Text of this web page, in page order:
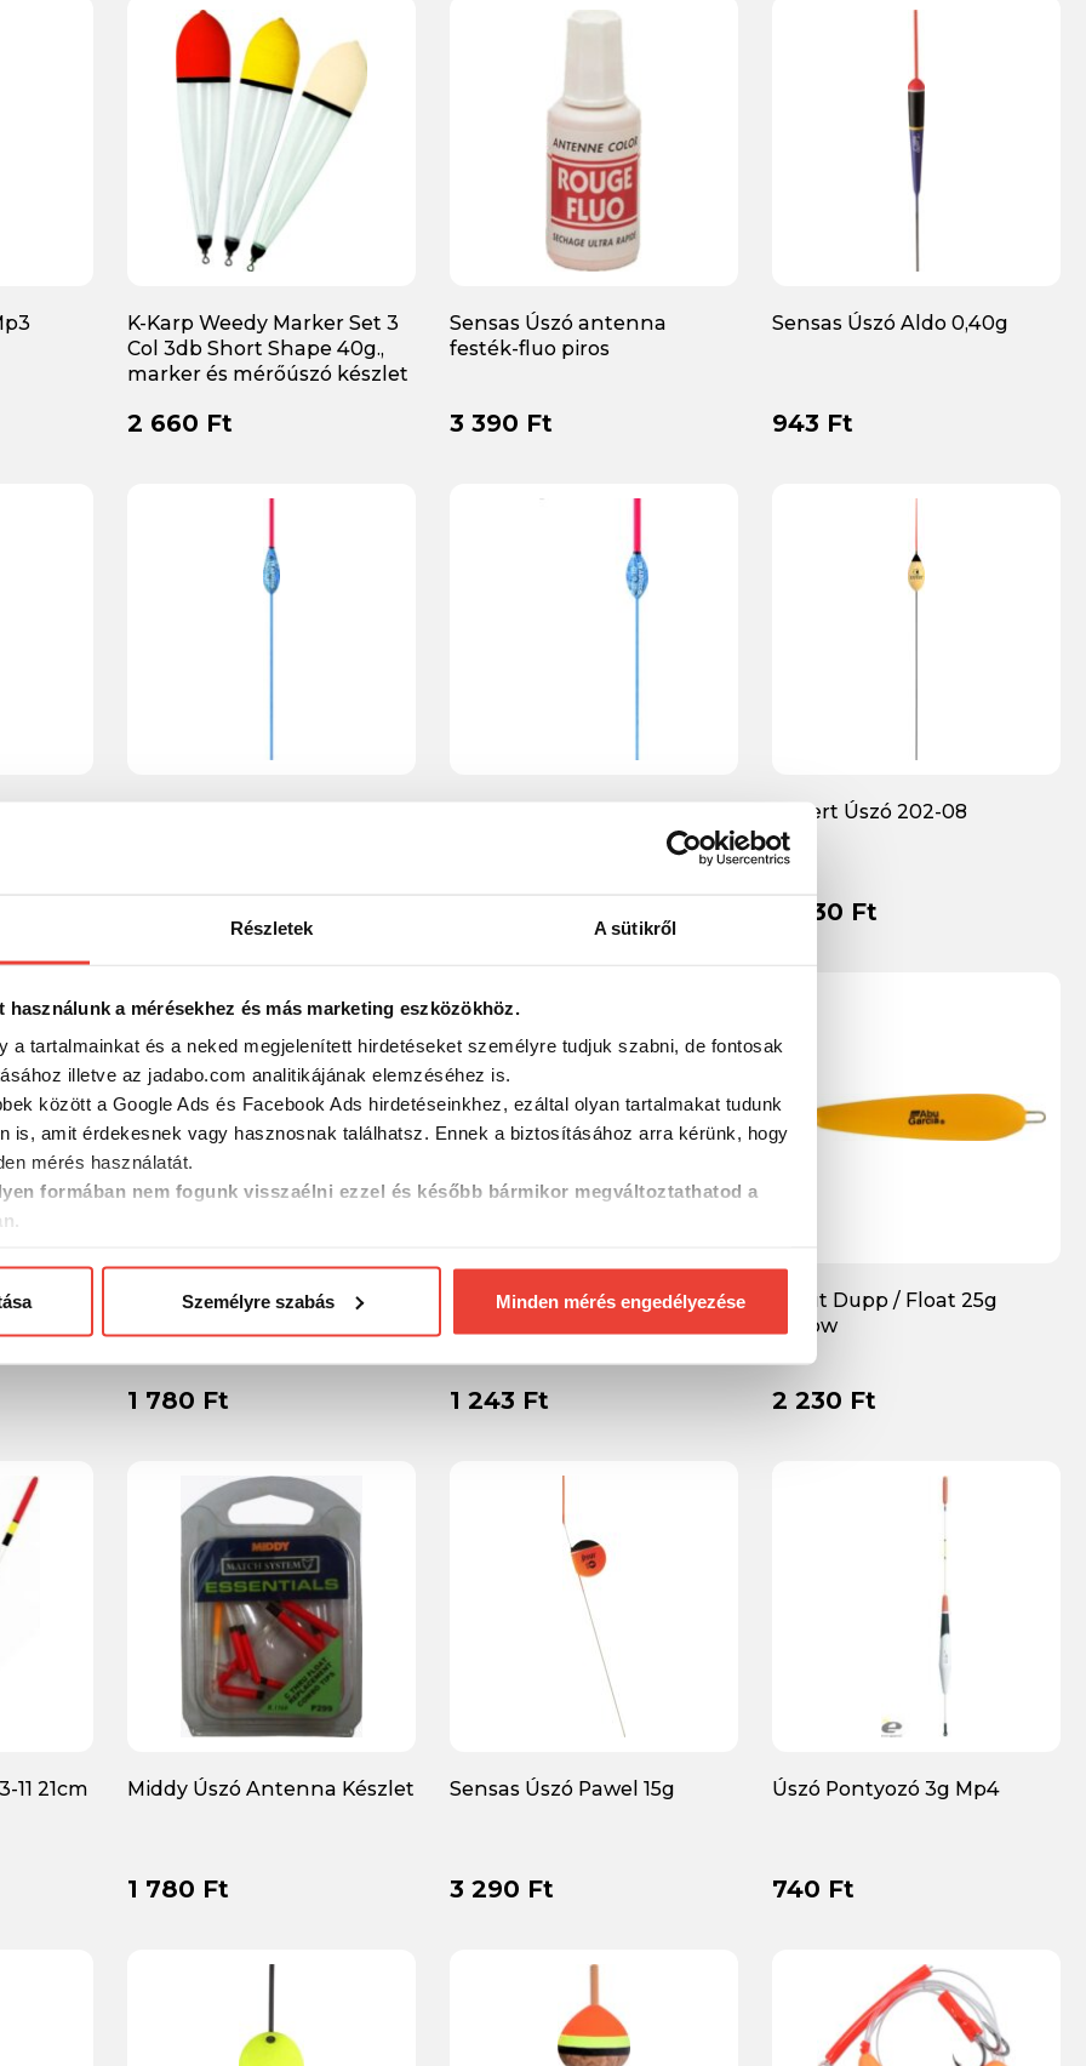
Részletek A sütikről
a mérésekhez és más marketing eszközökhöz.
a tartalmainkat és a neked megjelenített hirdetéseket személyre tudjuk szabni, de fontosak
illetve az jadabo.com analitikájának elemzéséhez is.
között a Google Ads és Facebook Ads hirdetéseinkhez, ezáltal olyan tartalmakat tudunk
is, amit érdekesnek vagy hasznosnak találhatsz. Ennek a biztosításához arra kérünk, hogy
mérés használatát.
formában nem fogunk visszaélni ezzel és később bármikor megváltoztathatod a
Személyre szabás Minden mérés engedélyezése
K-Karp Weedy Marker Set 3
Col 3db Short Shape 40g.,
marker és mérőúszó készlet
2 660 Ft
Sensas Úszó antenna
festék-fluo piros
3 390 Ft
Sensas Úszó Aldo 0,40g
943 Ft
Expert Úszó 202-08
2 030 Ft
Expert Úszó 201-43 22cm 4g
1 780 Ft
Sensas Úszó rogzítő szilikon
1 243 Ft
Trout Dupp / Float 25g
Yellow
2 230 Ft
11 21cm
Middy Úszó Antenna Készlet
1 780 Ft
Sensas Úszó Pawel 15g
3 290 Ft
Úszó Pontyozó 3g Mp4
740 Ft